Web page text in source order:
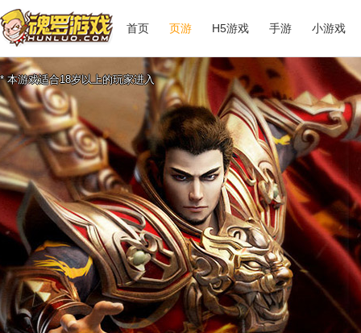
首页 页游 H5游戏 手游 小游戏
* 本游戏适合18岁以上的玩家进入